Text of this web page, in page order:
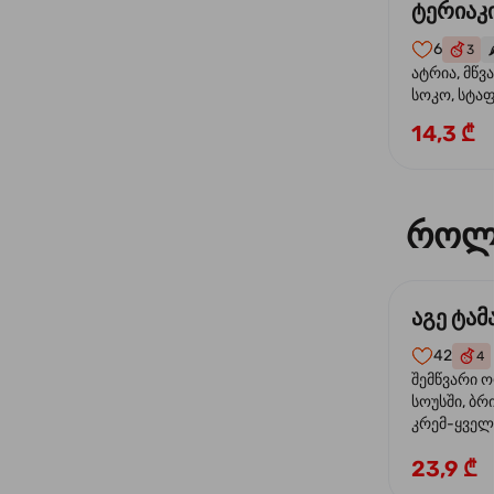
6 3
ატრია,
სოკო,
ტერიაკის
14,3 ₾
აგე
42 4
შემწვარი
სოუსში,
კრემ-
23,9 ₾